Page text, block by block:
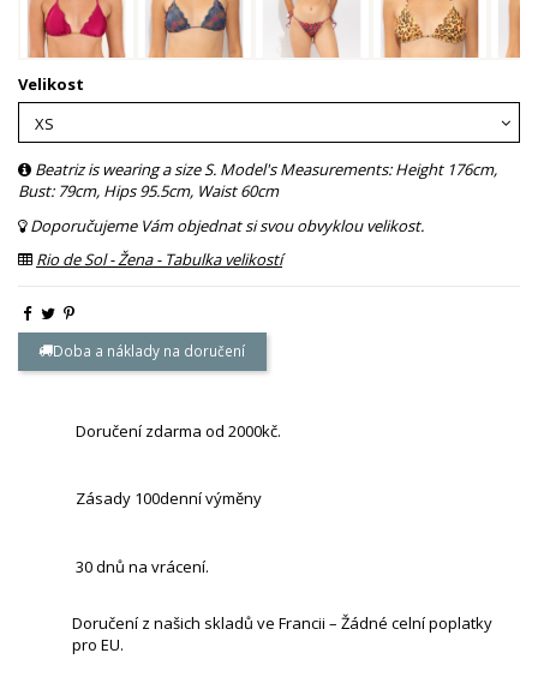
Velikost
Beatriz is wearing a size S. Model's Measurements: Height 176cm,
Bust: 79cm, Hips 95.5cm, Waist 60cm
Doporučujeme Vám objednat si svou obvyklou velikost.
Rio de Sol - Žena - Tabulka velikostí
Doba a náklady na doručení
Doručení zdarma od 2000kč.
Zásady 100denní výměny
30 dnů na vrácení.
Doručení z našich skladů ve Francii – Žádné celní poplatky
pro EU.